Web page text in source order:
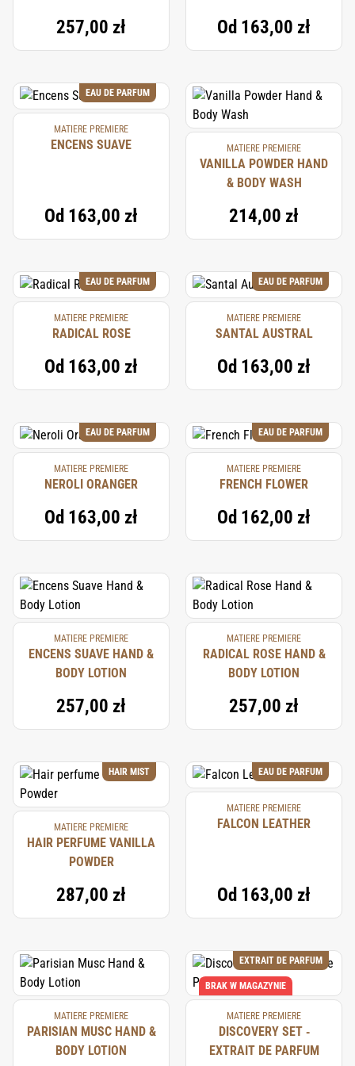
257,00 zł Od 163,00 zł
EAU DE PARFUM
MATIERE PREMIERE
ENCENS SUAVE
Od 163,00 zł
MATIERE PREMIERE
VANILLA POWDER HAND
& BODY WASH
214,00 zł
EAU DE PARFUM
MATIERE PREMIERE
RADICAL ROSE
Od 163,00 zł
EAU DE PARFUM
MATIERE PREMIERE
SANTAL AUSTRAL
Od 163,00 zł
EAU DE PARFUM
MATIERE PREMIERE
NEROLI ORANGER
Od 163,00 zł
EAU DE PARFUM
MATIERE PREMIERE
FRENCH FLOWER
Od 162,00 zł
MATIERE PREMIERE
ENCENS SUAVE HAND &
BODY LOTION
257,00 zł
MATIERE PREMIERE
RADICAL ROSE HAND &
BODY LOTION
257,00 zł
HAIR MIST
MATIERE PREMIERE
HAIR PERFUME VANILLA
POWDER
287,00 zł
EAU DE PARFUM
MATIERE PREMIERE
FALCON LEATHER
Od 163,00 zł
MATIERE PREMIERE
PARISIAN MUSC HAND &
BODY LOTION
EXTRAIT DE PARFUM
BRAK W MAGAZYNIE
MATIERE PREMIERE
DISCOVERY SET ‐
EXTRAIT DE PARFUM